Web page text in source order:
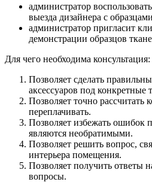
администратор
выезда дизайнера с
администратор пригласит
демонстрации образцов
Для чего необходима консультация:
Позволяет сделать
аксессуаров под конкретные
Позволяет точно рассчитать
переплачивать.
Позволяет избежать ошибок
являются необратимыми.
Позволяет решить вопрос,
интерьера помещения.
Позволяет получить ответы
вопросы.